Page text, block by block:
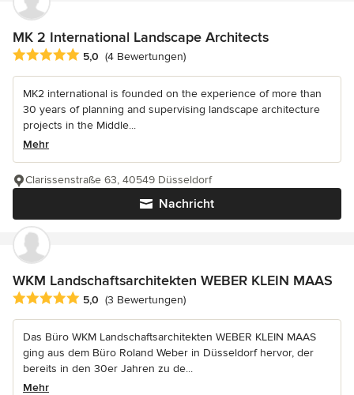
MK 2 International Landscape Architects
Durchschnittliche Bewertung: 5 von 5 Sternen
5,0 (4 Bewertungen)
MK2 international is founded on the experience of more than
30 years of planning and supervising landscape architecture
projects in the Middle...
Mehr
Nachricht
Clarissenstraße 63, 40549 Düsseldorf
WKM Landschaftsarchitekten WEBER KLEIN MAAS
Durchschnittliche Bewertung: 5 von 5 Sternen
5,0 (3 Bewertungen)
Das Büro WKM Landschaftsarchitekten WEBER KLEIN MAAS
ging aus dem Büro Roland Weber in Düsseldorf hervor, der
bereits in den 30er Jahren zu de...
Mehr